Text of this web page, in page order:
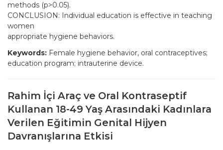
methods (p>0.05).
CONCLUSION: Individual education is effective in teaching
women
appropriate hygiene behaviors.
Keywords: Female hygiene behavior, oral contraceptives;
education program; intrauterine device.
Rahim İçi Araç ve Oral Kontraseptif
Kullanan 18-49 Yaş Arasındaki Kadınlara
Verilen Eğitimin Genital Hijyen
Davranışlarına Etkisi